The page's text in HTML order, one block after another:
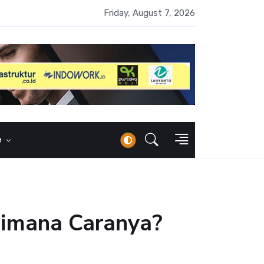
Naik 100 Bps, Destry Sebut Stabilitas Rupiah Jadi Prioritas
Friday, August 7, 2026
Caranya?